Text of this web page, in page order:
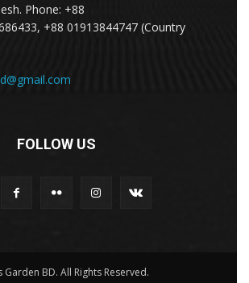
Phone: +88
+88 01913844747 (Country
FOLLOW US
BD. All Rights Reserved.